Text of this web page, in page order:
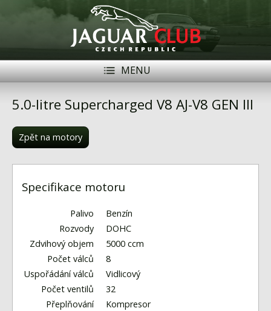
MENU
Modely Jaguar
Naše vozy
Inzerce
Fórum
5.0-litre Supercharged V8 AJ-V8 GEN III
Zpět na motory
Specifikace motoru
Palivo
Benzín
Rozvody
DOHC
Zdvihový objem
5000 ccm
Počet válců
8
Uspořádání válců
Vidlicový
Počet ventilů
32
Přeplňování
Kompresor